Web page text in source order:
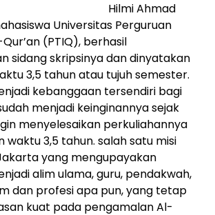
Hilmi Ahmad
Universitas Perguruan
(PTIQ), berhasil
sidang skripsinya dan dinyatakan
3,5 tahun atau tujuh semester.
kebanggaan tersendiri bagi
menjadi keinginannya sejak
menyelesaikan perkuliahannya
waktu 3,5 tahun. salah satu misi
yang mengupayakan
alim ulama, guru, pendakwah,
dan profesi apa pun, yang tetap
kuat pada pengamalan Al-